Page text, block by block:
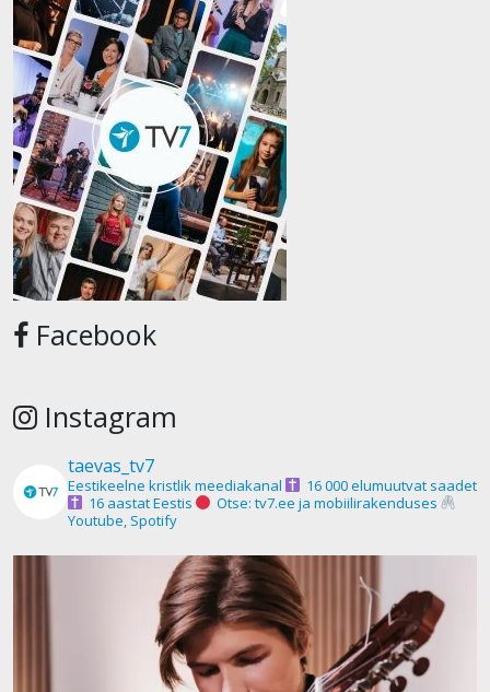
Facebook
Instagram
taevas_tv7
Eestikeelne kristlik meediakanal
16 000 elumuutvat saadet
16 aastat Eestis
Otse: tv7.ee ja mobiilirakenduses
Youtube, Spotify